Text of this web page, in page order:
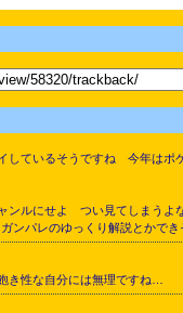
ているそうですね 今年はポ
ンルにせよ つい見てしまうよ
パレのゆっくり解説とかでき
き性な自分には無理ですね…